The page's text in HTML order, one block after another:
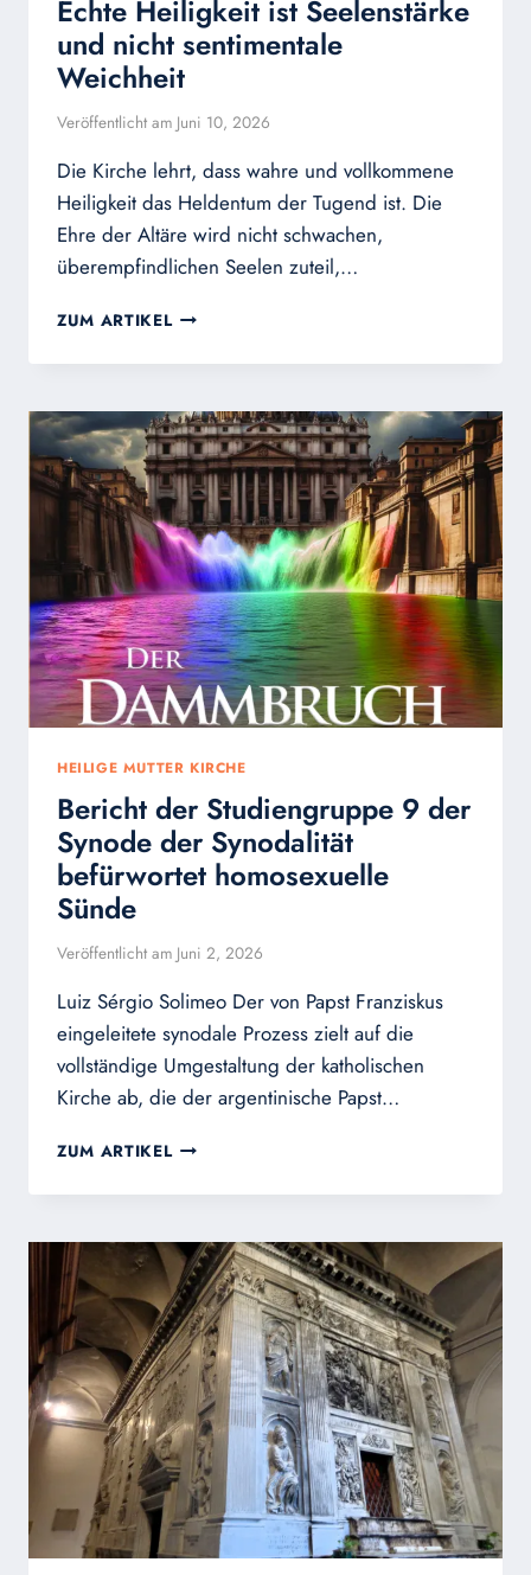
Echte Heiligkeit ist Seelenstärke
und nicht sentimentale
Weichheit
Veröffentlicht am Juni 10, 2026
Die Kirche lehrt, dass wahre und vollkommene
Heiligkeit das Heldentum der Tugend ist. Die
Ehre der Altäre wird nicht schwachen,
überempfindlichen Seelen zuteil,…
ZUM ARTIKEL ECHTE
IST
UND
NICHT
SENTIMENTALE
WEICHHEIT
HEILIGE MUTTER KIRCHE
Bericht der Studiengruppe 9 der
Synode der Synodalität
befürwortet homosexuelle
Sünde
Veröffentlicht am Juni 2, 2026
Luiz Sérgio Solimeo Der von Papst Franziskus
eingeleitete synodale Prozess zielt auf die
vollständige Umgestaltung der katholischen
Kirche ab, die der argentinische Papst…
ZUM ARTIKEL BERICHT
STUDIENGRUPPE
DER
SYNODE
DER
SYNODALITÄT
BEFÜRWORTET
HOMOSEXUELLE
SÜNDE